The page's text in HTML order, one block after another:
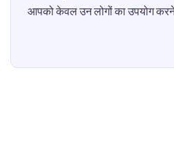
आपको केवल उन लोगों का उपयोग